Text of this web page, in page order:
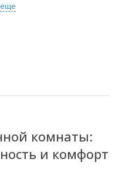
еще
комнаты:
и комфорт